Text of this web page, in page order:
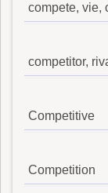
compete, vie,
competitor,
Competitive
Competition